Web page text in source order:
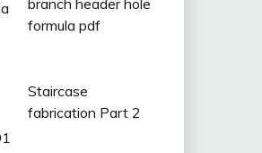
formula pdf
Staircase
fabrication Part 2